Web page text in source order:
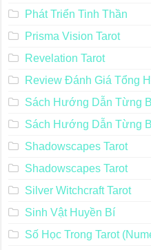
Phát Triển Tinh Thần
Prisma Vision Tarot
Revelation Tarot
Review Đánh Giá Tổng
Sách Hướng Dẫn Từng
Sách Hướng Dẫn Từng
Shadowscapes Tarot
Shadowscapes Tarot
Silver Witchcraft Tarot
Sinh Vật Huyền Bí
Số Học Trong Tarot